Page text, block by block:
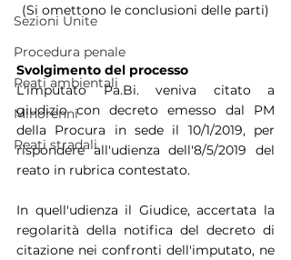
Sezioni Unite
Procedura penale
Reati ambientali
Minorenni
Reati stradali
(Si omettono le conclusioni delle parti)
Svolgimento del processo
L'imputato Pa.Bi. veniva citato a
giudizio con decreto emesso dal PM
della Procura in sede il 10/1/2019, per
rispondere all'udienza dell'8/5/2019 del
reato in rubrica contestato.
In quell'udienza il Giudice, accertata la
regolarità della notifica del decreto di
citazione nei confronti dell'imputato, ne